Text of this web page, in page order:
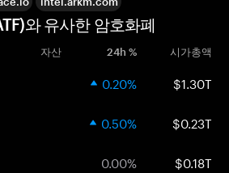
와 유사한 암호화폐
자산 24h % 시가총액
0.20% $1.30T
0.50% $0.23T
0.00% $0.18T